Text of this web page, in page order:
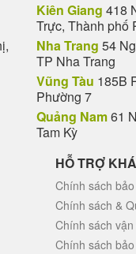
Kiên Giang 418
Trực, Thành phố
Nha Trang 54
TP Nha Trang
Vũng Tàu 185B
Phường 7
Quảng Nam61
Tam Kỳ
HỖ TRỢ
Chính sách
Chính sách &
Chính sách
Chính sách